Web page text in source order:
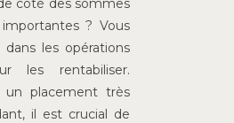
côté des sommes
? Vous
les opérations
les rentabiliser.
un placement très
il est crucial de